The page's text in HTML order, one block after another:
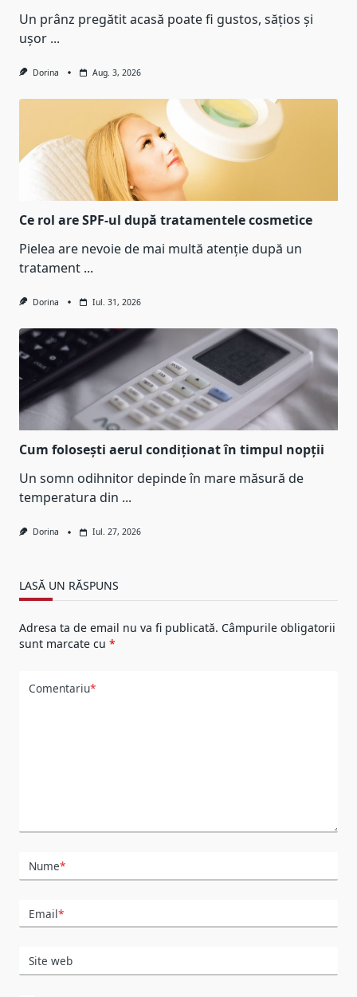
Un prânz pregătit acasă poate fi gustos, sățios și
ușor ...
Dorina Aug. 3, 2026
Ce rol are SPF-ul după tratamentele cosmetice
Pielea are nevoie de mai multă atenție după un
tratament ...
Dorina Iul. 31, 2026
Cum folosești aerul condiționat în timpul nopții
Un somn odihnitor depinde în mare măsură de
temperatura din ...
Dorina Iul. 27, 2026
LASĂ UN RĂSPUNS
Adresa ta de email nu va fi publicată. Câmpurile obligatorii
sunt marcate cu *
Comentariu*
Nume*
Email*
Site web